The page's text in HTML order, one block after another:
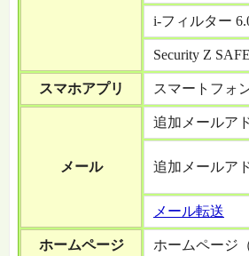
i-フィルター
Security Z SAFE
スマホアプリ スマートフォ
メール
追加メールア
追加メールア
メール転送
ホームページ ホームページ